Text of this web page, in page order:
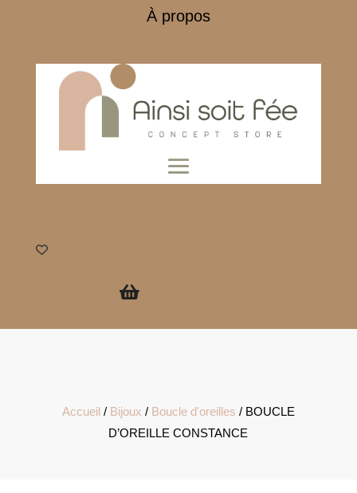
À propos

Accueil/ Bijoux / Boucle d'oreilles / BOUCLE
D’OREILLE CONSTANCE